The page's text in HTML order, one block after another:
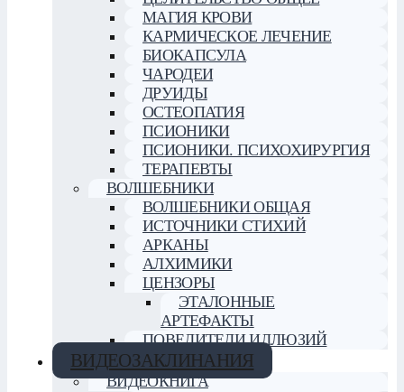
МАГИЯ КРОВИ
КАРМИЧЕСКОЕ ЛЕЧЕНИЕ
БИОКАПСУЛА
ЧАРОДЕИ
ДРУИДЫ
ОСТЕОПАТИЯ
ПСИОНИКИ
ПСИОНИКИ. ПСИХОХИРУРГИЯ
ТЕРАПЕВТЫ
ВОЛШЕБНИКИ
ВОЛШЕБНИКИ ОБЩАЯ
ИСТОЧНИКИ СТИХИЙ
АРКАНЫ
АЛХИМИКИ
ЦЕНЗОРЫ
ЭТАЛОННЫЕ
АРТЕФАКТЫ
ПОВЕЛИТЕЛИ ИЛЛЮЗИЙ
ВИДЕОЗАКЛИНАНИЯ
ВИДЕОКНИГА